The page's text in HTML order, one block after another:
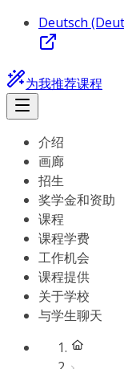
Deutsch
为我推荐课程
介绍
画廊
招生
奖学金和资助
课程
课程学费
工作机会
课程提供
关于学校
与学生聊天